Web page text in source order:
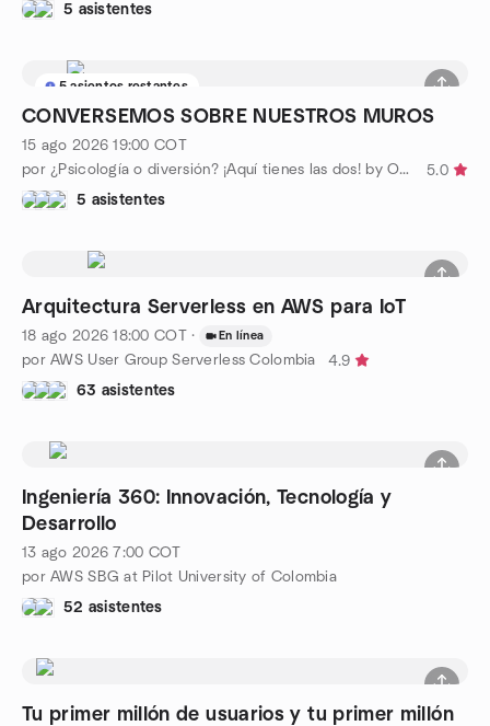
5 asistentes
5 asientos restantes
CONVERSEMOS SOBRE NUESTROS MUROS
15 ago 2026 19:00 COT
por ¿Psicología o diversión? ¡Aquí tienes las dos! by OOL
5.0
5 asistentes
Arquitectura Serverless en AWS para IoT
18 ago 2026 18:00 COT · En línea
por AWS User Group Serverless Colombia
4.9
63 asistentes
Ingeniería 360: Innovación, Tecnología y
Desarrollo
13 ago 2026 7:00 COT
por AWS SBG at Pilot University of Colombia
52 asistentes
Tu primer millón de usuarios y tu primer millón